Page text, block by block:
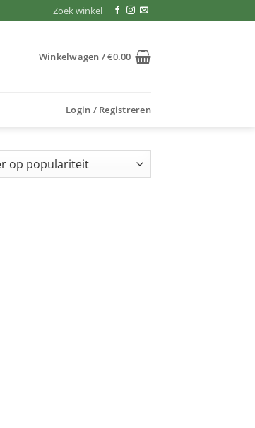
Zoek winkel
Winkelwagen /€0.00
Login / Registreren